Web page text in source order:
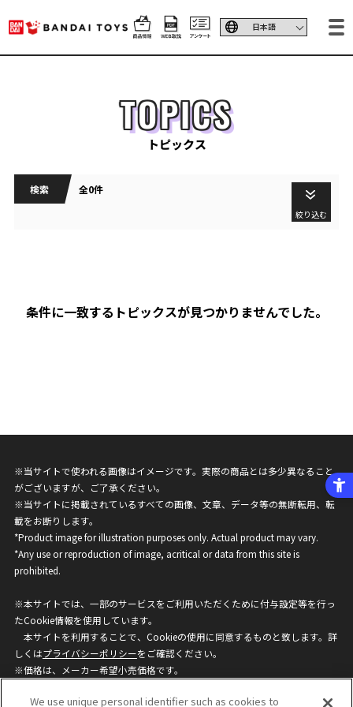
TOPICS
トピックス
検索 全0件
絞り込む
条件に一致するトピックスが見つかりませんでした。
※当サイトで使われる画像はイメージです。実際の商品とは多少異なること
がございますが、ご了承ください。
※当サイトに掲載されているすべての画像、文章、データ等の無断転用、転
載をお断りします。
*Product image for illustration purposes only. Actual product may vary.
*Any use or reproduction of image, acritical or data from this site is
prohibited.
※本サイトでは、一部のサービスをご利用いただくために付与設定等を行っ
たCookie情報を使用しています。
本サイトを利用することで、Cookieの使用に同意するものと致します。詳
しくはプライバシーポリシーをご確認ください。
※価格は、メーカー希望小売価格です。
ざいますのでご了承ください。
We use unique personal identifier such as cookies to